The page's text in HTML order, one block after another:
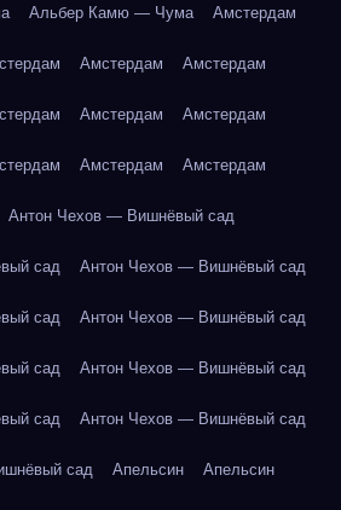
Альбер Камю — Чума Амстердам
Амстердам Амстердам
Амстердам Амстердам
Амстердам Амстердам
Антон Чехов — Вишнёвый сад
сад Антон Чехов — Вишнёвый сад
сад Антон Чехов — Вишнёвый сад
сад Антон Чехов — Вишнёвый сад
сад Антон Чехов — Вишнёвый сад
сад Апельсин Апельсин